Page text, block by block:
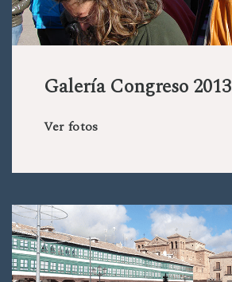
Galería Congreso 2013
Ver fotos